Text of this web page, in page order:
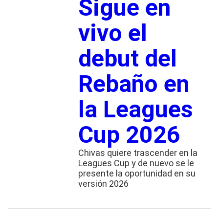
Sigue en
vivo el
debut del
Rebaño en
la Leagues
Cup 2026
Chivas quiere trascender en la
Leagues Cup y de nuevo se le
presente la oportunidad en su
versión 2026